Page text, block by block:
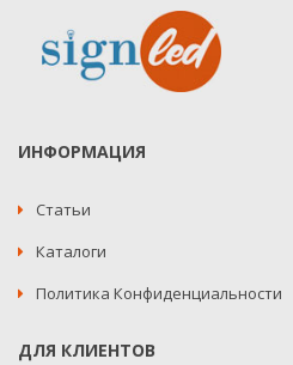
ИНФОРМАЦИЯ
Статьи
Каталоги
Политика Конфиденциальности
ДЛЯ КЛИЕНТОВ